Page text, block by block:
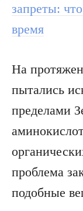
запреты:
время
На
пытались
пределами
проблема
подобные